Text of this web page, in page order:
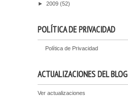
► 2009 (52)
POLÍTICA DE PRIVACIDAD
Política de Privacidad
ACTUALIZACIONES DEL BLOG
Ver actualizaciones